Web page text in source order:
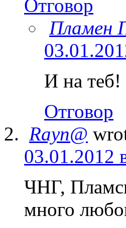
Отговор
Пламен
И на
Отговор
Rayn@
03.01.2012
ЧНГ,
много